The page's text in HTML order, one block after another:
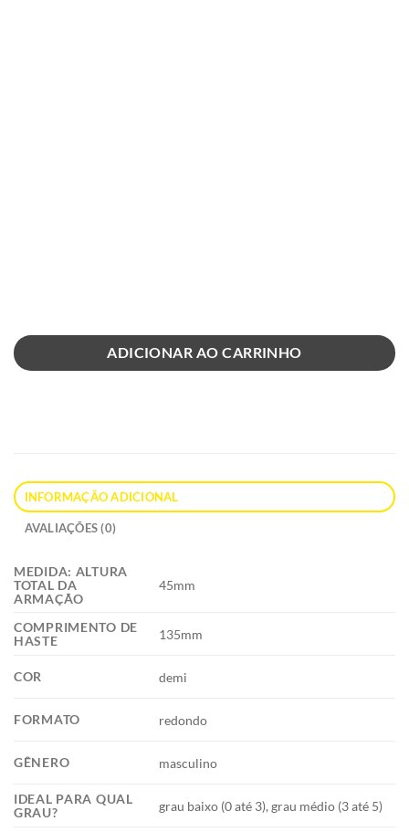
ADICIONAR AO CARRINHO
INFORMAÇÃO ADICIONAL
AVALIAÇÕES (0)
MEDIDA: ALTURA
TOTAL DA
ARMAÇÃO
45mm
COMPRIMENTO DE
HASTE
135mm
COR demi
FORMATO redondo
GÊNERO masculino
IDEAL PARA QUAL
GRAU?
grau baixo (0 até 3), grau médio (3 até 5)